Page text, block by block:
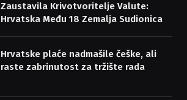
Zaustavila Krivotvoritelje Valute:
Hrvatska Među 18 Zemalja Sudionica
Hrvatske plaće nadmašile češke, ali
raste zabrinutost za tržište rada